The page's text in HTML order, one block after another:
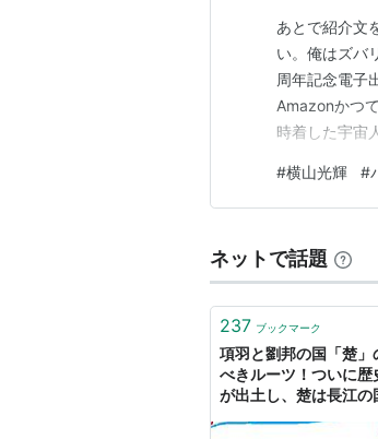
あとで紹介文
い。俺はズバ
周年記念電子
Amazonかつ
時着した宇宙
は、世界征服
年を記念して
#横山光輝 #
ネットで話題
237 ブックマーク
項羽と劉邦の国「楚」
べきルーツ！ついに歴
が出土し、楚は長江の